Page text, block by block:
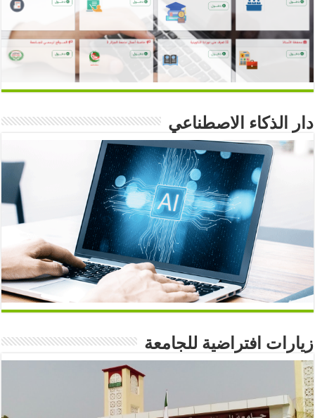
دار الذكاء الاصطناعي
زيارات افتراضية للجامعة